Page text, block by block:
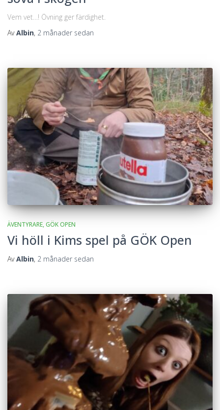
Vem vet…! Övning ger färdighet.
AvAlbin, 2 månader sedan
ÄVENTYRARE GÖK OPEN
Vi höll i Kims spel på GÖK Open
AvAlbin, 2 månader sedan